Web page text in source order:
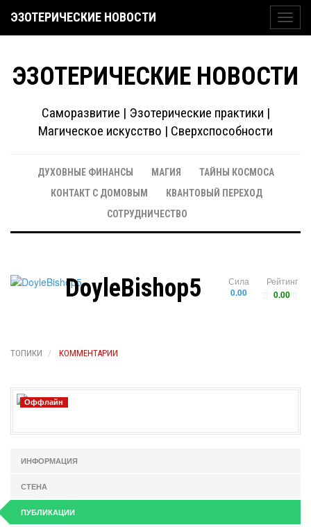
ЭЗОТЕРИЧЕСКИЕ НОВОСТИ
ЭЗОТЕРИЧЕСКИЕ НОВОСТИ
Саморазвитие | Эзотерические практики |
Магическое искусство | Сверхспособности
ДУХОВНЫЕ ФИНАНСЫ МАГИЯ
ТАЙНЫ КОСМОСА
КОНТАКТ С ДОМОВЫМ
КВАНТОВЫЙ ПЕРЕХОД
СОТРУДНИЧЕСТВО
Рейтинг
0.00
Сила
0.00
DoyleBishop5
ТОПИКИ КОММЕНТАРИИ
Оффлайн
ИНФОРМАЦИЯ
СТЕНА
ПУБЛИКАЦИИ